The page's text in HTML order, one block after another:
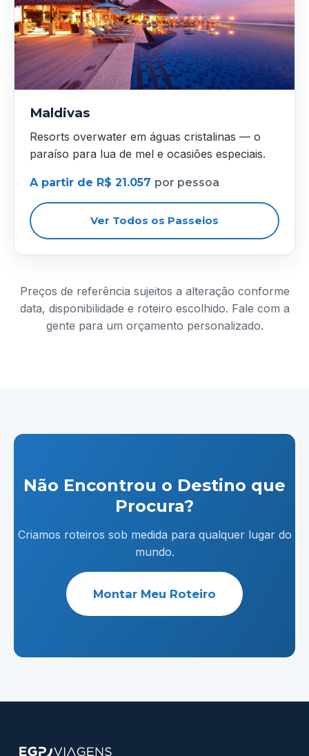
Maldivas
Resorts overwater em águas cristalinas — o
paraíso para lua de mel e ocasiões especiais.
A partir de R$ 21.057 por pessoa
Ver Todos os Passeios
Preços de referência sujeitos a alteração conforme
data, disponibilidade e roteiro escolhido. Fale com a
gente para um orçamento personalizado.
Não Encontrou o Destino que
Procura?
Criamos roteiros sob medida para qualquer lugar do
mundo.
Montar Meu Roteiro